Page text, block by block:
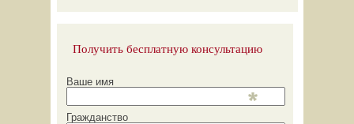
Получить бесплатную консультацию
Ваше имя
Гражданство